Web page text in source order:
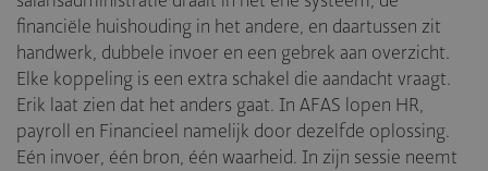
financiële huishouding in het andere, en daartussen zit
handwerk, dubbele invoer en een gebrek aan overzicht.
Elke koppeling is een extra schakel die aandacht vraagt.
Erik laat zien dat het anders gaat. In AFAS lopen HR,
payroll en Financieel namelijk door dezelfde oplossing.
Eén invoer, één bron, één waarheid. In zijn sessie neemt